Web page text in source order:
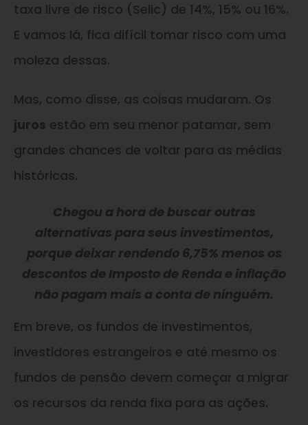
taxa livre de risco (Selic) de 14%, 15% ou 16%.
E vamos lá, fica difícil tomar risco com uma
moleza dessas.
Mas, como disse, as coisas mudaram. Os
juros estão em seu menor patamar, sem
grandes chances de voltar para as médias
históricas.
Chegou a hora de buscar outras
alternativas para seus investimentos,
porque deixar rendendo 6,75% menos os
descontos de Imposto de Renda e inflação
não pagam mais a conta de ninguém.
Em breve, os fundos de investimentos,
investidores estrangeiros e até mesmo os
fundos de pensão devem começar a migrar
os recursos da renda fixa para as ações.